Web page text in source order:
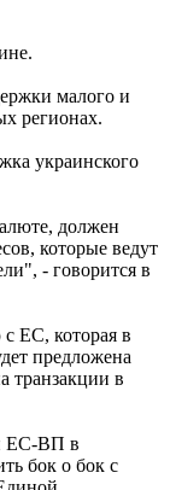
малого и
регионах.
украинского
должен
которые ведут
- говорится в
ЕС, которая в
предложена
транзакции в
ЕС-ВП в
бок о бок с